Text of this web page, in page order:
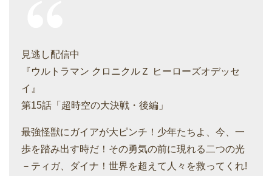
見逃し配信中
『ウルトラマン クロニクルＺ ヒーローズオデッセ
イ』
第15話「超時空の大決戦・後編」
最強怪獣にガイアが大ピンチ！少年たちよ、今、一
歩を踏み出す時だ！その勇気の前に現れる二つの光
－ティガ、ダイナ！世界を超えて人々を救ってくれ!